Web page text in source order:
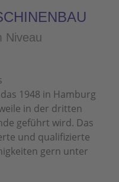
Niveau
1948 in Hamburg
in der dritten
geführt wird. Das
und qualifizierte
gern unter